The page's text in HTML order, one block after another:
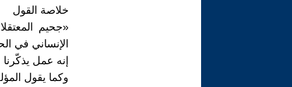
خلاصة القول
«جحيم
الإنساني في
إنه عمل
وكما يقول